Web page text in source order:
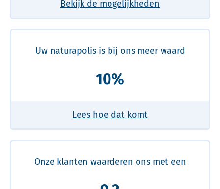
Bekijk de mogelijkheden
Uw naturapolis is bij ons meer waard
10%
Lees hoe dat komt
Onze klanten waarderen ons met een